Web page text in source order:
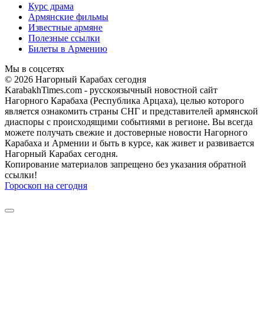
Курс драма
Армянские фильмы
Известные армяне
Полезные ссылки
Билеты в Армению
Мы в соцсетях
© 2026 Нагорный Карабах сегодня
KarabakhTimes.com - русскоязычный новостной сайт
Нагорного Карабаха (Республика Арцаха), целью которого
является ознакомить страны СНГ и представителей армянской
диаспоры с происходящими событиями в регионе. Вы всегда
можете получать свежие и достоверные новости Нагорного
Карабаха и Армении и быть в курсе, как живет и развивается
Нагорный Карабах сегодня.
Копирование материалов запрещено без указания обратной
ссылки!
Гороскоп на сегодня